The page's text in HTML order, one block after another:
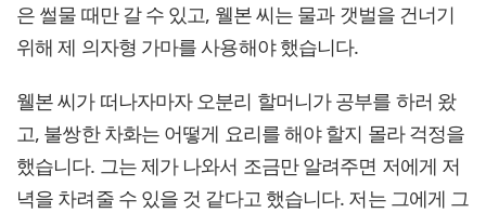
은 썰물 때만 갈 수 있고, 웰본 씨는 물과 갯벌을 건너기
위해 제 의자형 가마를 사용해야 했습니다.
웰본 씨가 떠나자마자 오분리 할머니가 공부를 하러 왔
고, 불쌍한 차화는 어떻게 요리를 해야 할지 몰라 걱정을
했습니다. 그는 제가 나와서 조금만 알려주면 저에게 저
녁을 차려줄 수 있을 것 같다고 했습니다. 저는 그에게 그